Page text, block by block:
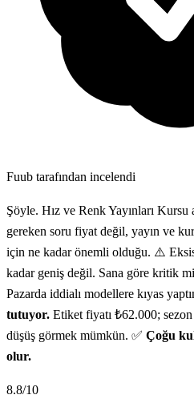
Fuub tarafından incelendi
Şöyle. Hız ve Renk Yayınları Kursu
gereken soru fiyat değil, yayın ve
için ne kadar önemli olduğu. ⚠️
kadar geniş değil. Sana göre kritik
Pazarda iddialı modellere kıyas
tutuyor. Etiket fiyatı ₺62.000;
düşüş görmek mümkün. ✅ Çoğu
olur.
8.8/10